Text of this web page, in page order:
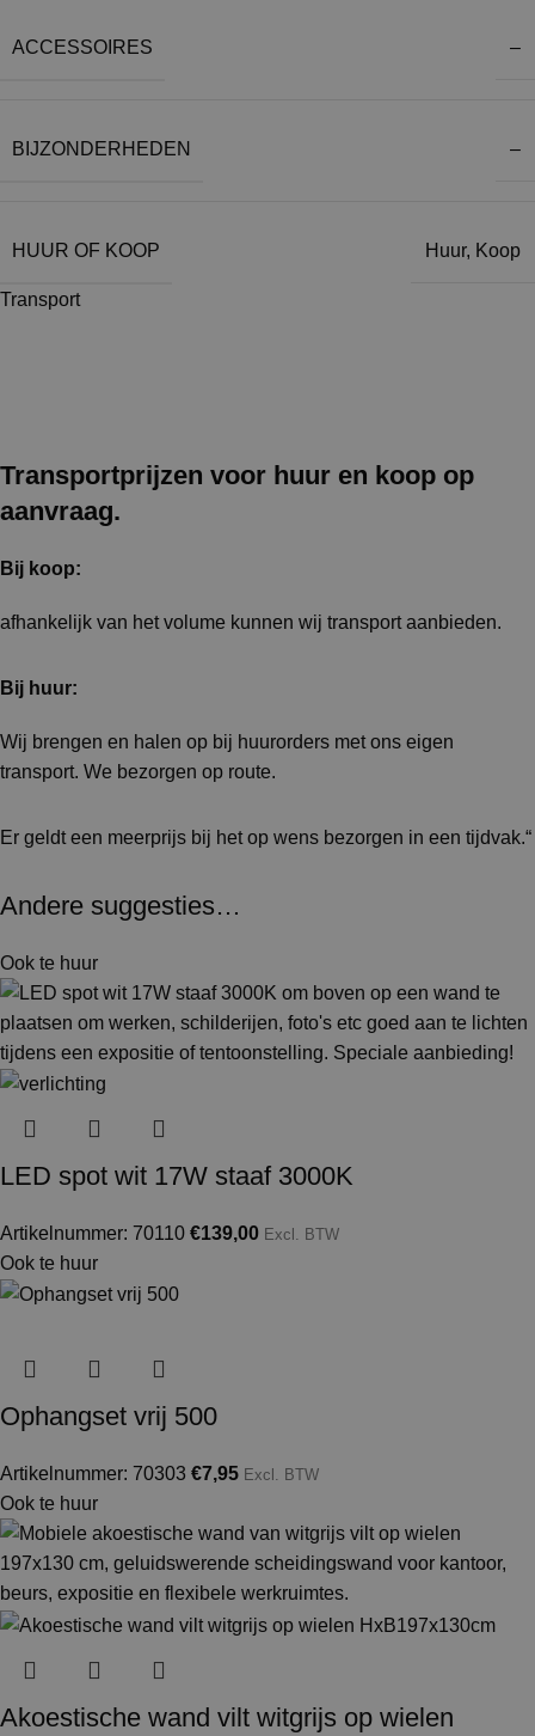
ACCESSOIRES –
BIJZONDERHEDEN –
HUUR OF KOOP Huur, Koop
Transport
Transportprijzen voor huur en koop op
aanvraag.
Bij koop:
afhankelijk van het volume kunnen wij transport aanbieden.
Bij huur:
Wij brengen en halen op bij huurorders met ons eigen
transport. We bezorgen op route.
Er geldt een meerprijs bij het op wens bezorgen in een tijdvak.“
Andere suggesties…
Ook te huur
LED spot wit 17W staaf 3000K
Artikelnummer: 70110 €139,00 Excl. BTW
Ook te huur
Ophangset vrij 500
Artikelnummer: 70303 €7,95 Excl. BTW
Ook te huur
Akoestische wand vilt witgrijs op wielen